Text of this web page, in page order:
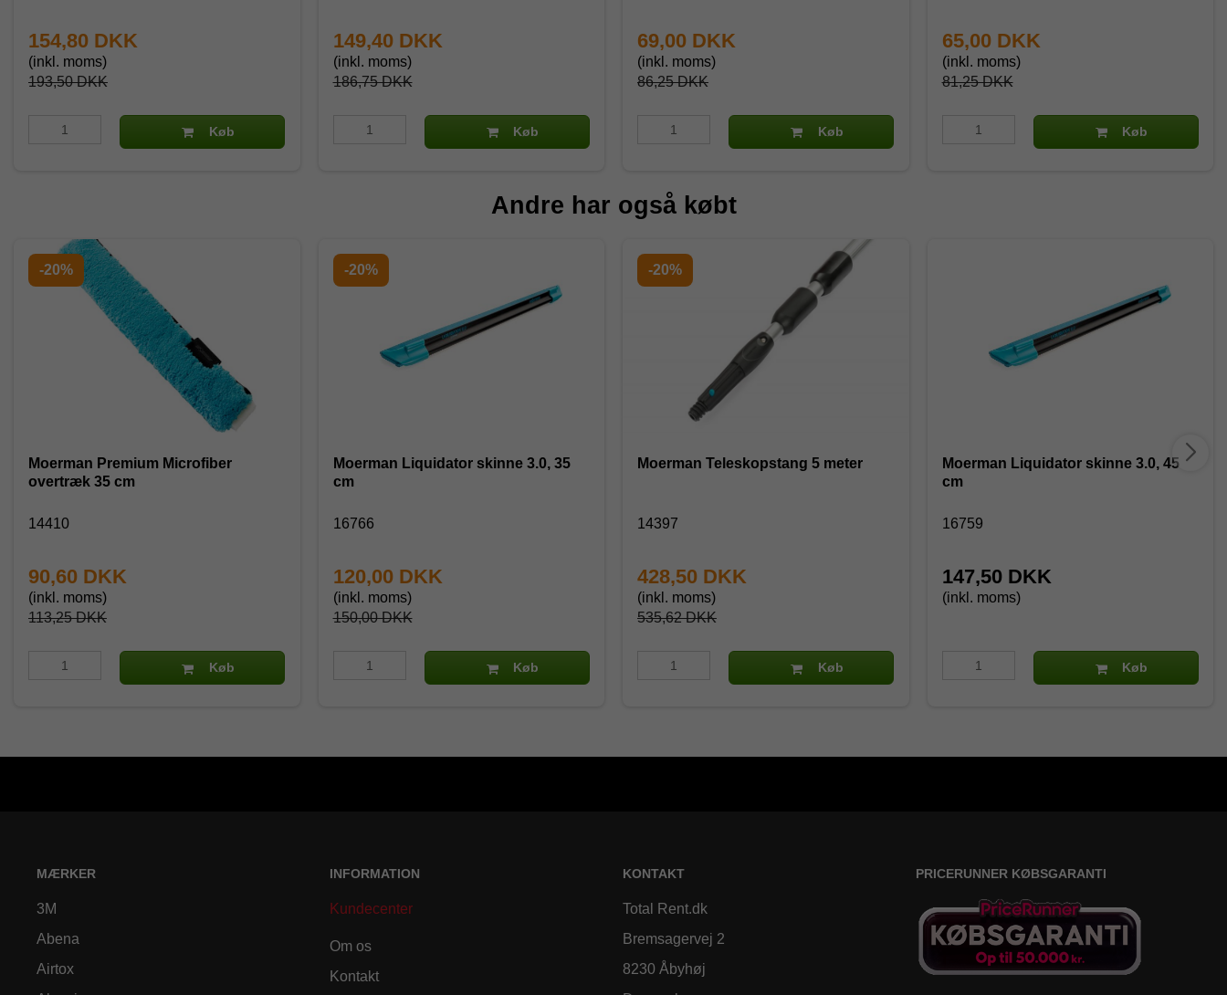
193,50 DKK
154,80 DKK
(inkl. moms)
Køb
186,75 DKK
149,40 DKK
(inkl. moms)
Køb
86,25 DKK
69,00 DKK
(inkl. moms)
Køb
81,25 DKK
65,00 DKK
(inkl. moms)
Køb
Andre har også købt
-20%
Moerman Premium Microfiber
overtræk 35 cm
14410
113,25 DKK
90,60 DKK
(inkl. moms)
Køb
-20%
Moerman Liquidator skinne 3.0, 35
cm
16766
150,00 DKK
120,00 DKK
(inkl. moms)
Køb
-20%
Moerman Teleskopstang 5 meter
14397
535,62 DKK
428,50 DKK
(inkl. moms)
Køb
Moerman Liquidator skinne 3.0, 45
cm
16759
147,50 DKK
(inkl. moms)
Køb
MÆRKER
3M
Abena
Airtox
INFORMATION
Kundecenter
Om os
Kontakt
KONTAKT
Total Rent.dk
Bremsagervej 2
8230 Åbyhøj
PRICERUNNER KØBSGARANTI